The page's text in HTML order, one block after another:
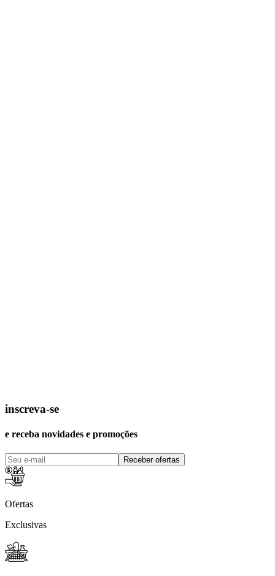
inscreva-se
e receba novidades e promoções
Receber ofertas
Ofertas
Exclusivas